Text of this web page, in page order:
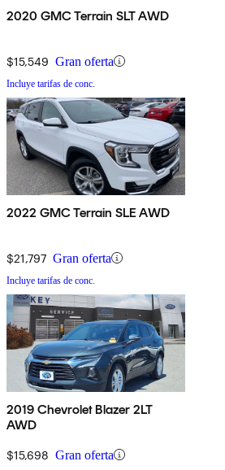
2020 GMC Terrain SLT AWD
$15,549 Gran oferta
Incluye tarifas de conc.
2022 GMC Terrain SLE AWD
$21,797 Gran oferta
Incluye tarifas de conc.
2019 Chevrolet Blazer 2LT
AWD
$15,698 Gran oferta